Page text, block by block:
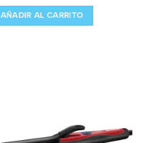
AÑADIR AL CARRITO